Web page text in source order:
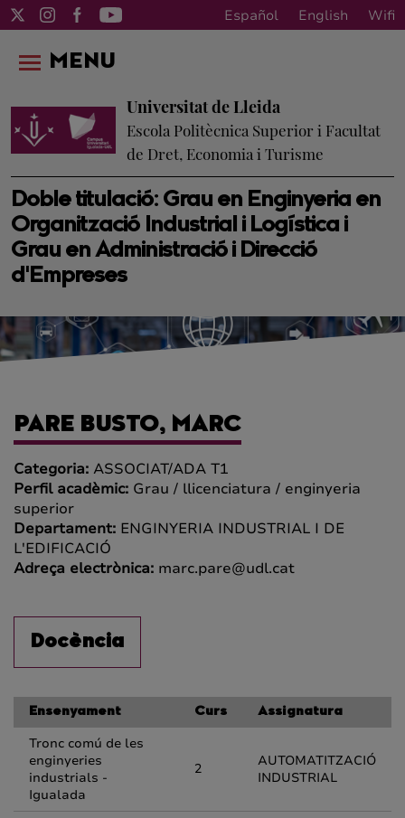
Español English Wifi
Doble titulació: Grau en Enginyeria en
Organització Industrial i Logística i
Grau en Administració i Direcció
d'Empreses
Universitat de Lleida
Escola Politècnica Superior i Facultat
de Dret, Economia i Turisme
MENU
PARE BUSTO, MARC
Categoria: ASSOCIAT/ADA T1
Perfil acadèmic: Grau / llicenciatura / enginyeria
superior
Departament: ENGINYERIA INDUSTRIAL I DE
L'EDIFICACIÓ
Adreça electrònica: marc.pare@udl.cat
Docència
Ensenyament Curs Assignatura
Tronc comú de les
enginyeries
industrials -
Igualada
2
AUTOMATITZACIÓ
INDUSTRIAL